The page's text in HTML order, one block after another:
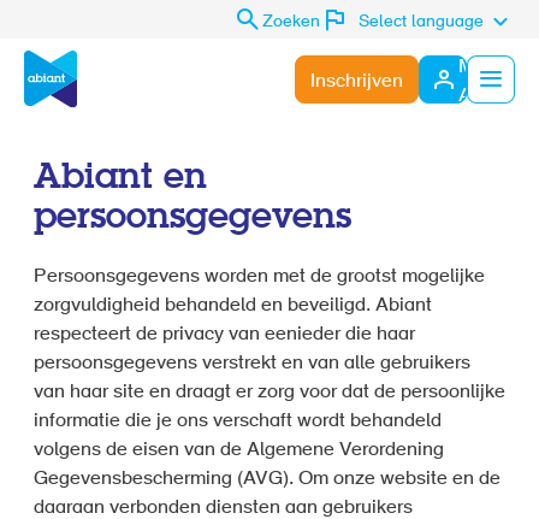
Zoeken Select language
Inschrijven
Mijn
Abiant
Abiant en
persoonsgegevens
Persoonsgegevens worden met de grootst mogelijke
zorgvuldigheid behandeld en beveiligd. Abiant
respecteert de privacy van eenieder die haar
persoonsgegevens verstrekt en van alle gebruikers
van haar site en draagt er zorg voor dat de persoonlijke
informatie die je ons verschaft wordt behandeld
volgens de eisen van de Algemene Verordening
Gegevensbescherming (AVG). Om onze website en de
daaraan verbonden diensten aan gebruikers